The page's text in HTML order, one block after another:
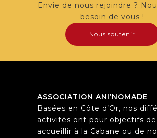
Envie de nous rejoindre ?
besoin de vous !
Nous soutenir
ASSOCIATION ANI’NOMADE
Basées en Côte d’Or, nos
activités ont pour objectifs
accueillir à la Cabane ou de